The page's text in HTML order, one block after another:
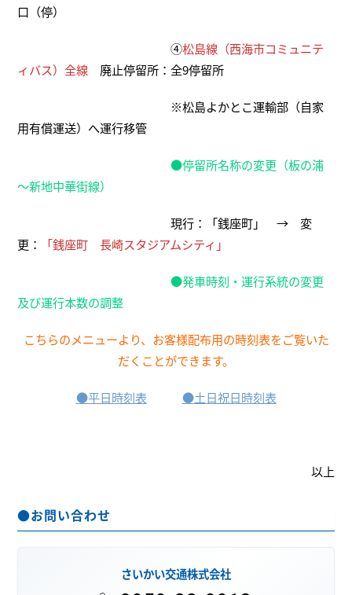
口（停）
④松島線（西海市コミュニテ
ィバス）全線 廃止停留所：全9停留所
※松島よかとこ運輸部（自家
用有償運送）へ運行移管
●停留所名称の変更（板の浦
～新地中華街線）
現行：「銭座町」 → 変
更：
「銭座町 長崎スタジアムシティ」
●発車時刻・運行系統の変更
及び運行本数の調整
こちらのメニューより、お客様配布用の時刻表をご覧いた
だくことができます。
●平日時刻表 ●土日祝日時刻表
以上
●お問い合わせ
さいかい交通株式会社